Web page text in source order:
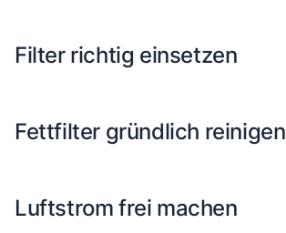
Filter richtig einsetzen
Fettfilter gründlich reinigen
Luftstrom frei machen